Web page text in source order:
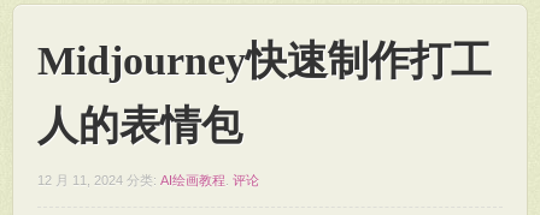
Midjourney快速制作打工
人的表情包
12 月 11, 2024 分类: AI绘画教程 评论